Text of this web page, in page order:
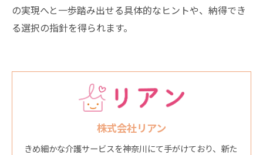
の実現へと一歩踏み出せる具体的なヒントや、納得でき
る選択の指針を得られます。
株式会社リアン
きめ細かな介護サービスを神奈川にて手がけており、新た